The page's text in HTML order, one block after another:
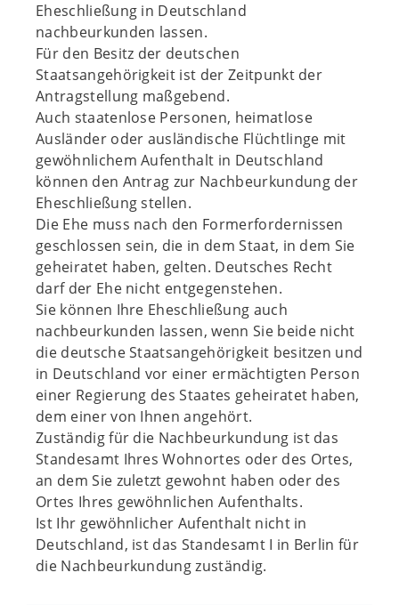
Eheschließung in Deutschland
nachbeurkunden lassen.
Für den Besitz der deutschen
Staatsangehörigkeit ist der Zeitpunkt der
Antragstellung maßgebend.
Auch staatenlose Personen, heimatlose
Ausländer oder ausländische Flüchtlinge mit
gewöhnlichem Aufenthalt in Deutschland
können den Antrag zur Nachbeurkundung der
Eheschließung stellen.
Die Ehe muss nach den Formerfordernissen
geschlossen sein, die in dem Staat, in dem Sie
geheiratet haben, gelten. Deutsches Recht
darf der Ehe nicht entgegenstehen.
Sie können Ihre Eheschließung auch
nachbeurkunden lassen, wenn Sie beide nicht
die deutsche Staatsangehörigkeit besitzen und
in Deutschland vor einer ermächtigten Person
einer Regierung des Staates geheiratet haben,
dem einer von Ihnen angehört.
Zuständig für die Nachbeurkundung ist das
Standesamt Ihres Wohnortes oder des Ortes,
an dem Sie zuletzt gewohnt haben oder des
Ortes Ihres gewöhnlichen Aufenthalts.
Ist Ihr gewöhnlicher Aufenthalt nicht in
Deutschland, ist das Standesamt I in Berlin für
die Nachbeurkundung zuständig.